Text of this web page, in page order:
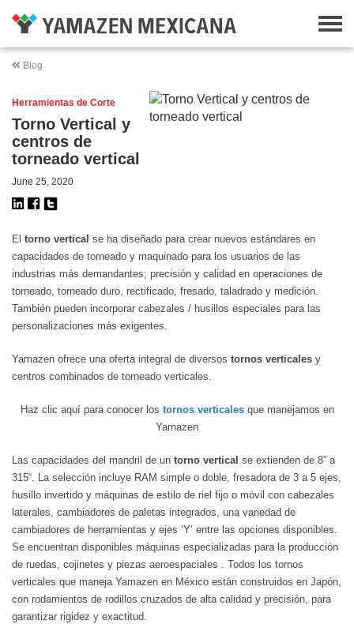
Blog
Herramientas de Corte
Torno Vertical y
centros de
torneado vertical
June 25, 2020
El torno vertical se ha diseñado para crear nuevos estándares en
capacidades de torneado y maquinado para los usuarios de las
industrias más demandantes; precisión y calidad en operaciones de
torneado, torneado duro, rectificado, fresado, taladrado y medición.
También pueden incorporar cabezales / husillos especiales para las
personalizaciones más exigentes.
Yamazen ofrece una oferta integral de diversos tornos verticales y
centros combinados de torneado verticales.
Haz clic aquí para conocer los tornos verticalesque manejamos en
Yamazen
Las capacidades del mandril de un torno vertical se extienden de 8” a
315“. La selección incluye RAM simple o doble, fresadora de 3 a 5 ejes,
husillo invertido y máquinas de estilo de riel fijo o móvil con cabezales
laterales, cambiadores de paletas integrados, una variedad de
cambiadores de herramientas y ejes ‘Y’ entre las opciones disponibles.
Se encuentran disponibles máquinas especializadas para la producción
de ruedas, cojinetes y piezas aeroespaciales . Todos los tornos
verticales que maneja Yamazen en México están construidos en Japón,
con rodamientos de rodillos cruzados de alta calidad y precisión, para
garantizar rigidez y exactitud.